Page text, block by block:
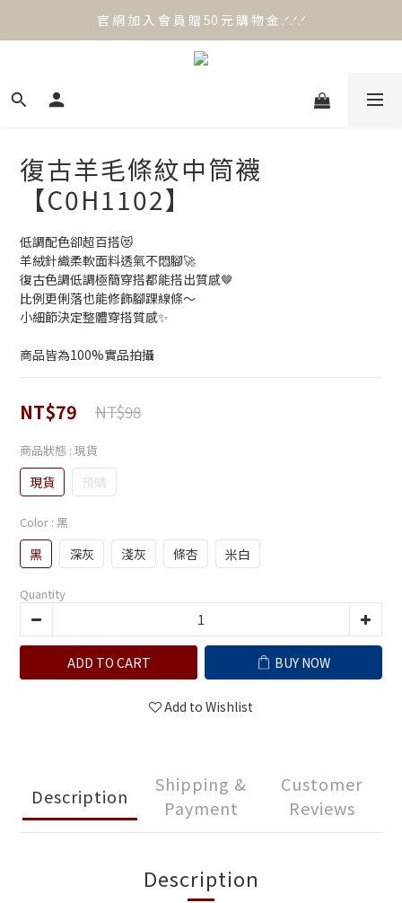
官 網 加 入 會 員 贈 50 元 購 物 金 .ᐟ.ᐟ.ᐟ
官 網 加 入 會 員 贈 50 元 購 物 金 .ᐟ.ᐟ.ᐟ
⟡.·*. 滿 NT.1000 免 運 費 ꔛ♡
復古羊毛條紋中筒襪
【C0H1102】
低調配色卻超百搭😻
羊絨針織柔軟面料透氣不悶腳🚀
復古色調低調極簡穿搭都能搭出質感🤎
比例更俐落也能修飾腳踝線條～
小細節決定整體穿搭質感✨
商品皆為100%實品拍攝
NT$79 NT$98
商品狀態 : 現貨
現貨 預購
Color : 黑
黑 深灰 淺灰 條杏 米白
Quantity
ADD TO CART BUY NOW
Add to Wishlist
Description
Shipping &
Payment
Customer
Reviews
Description